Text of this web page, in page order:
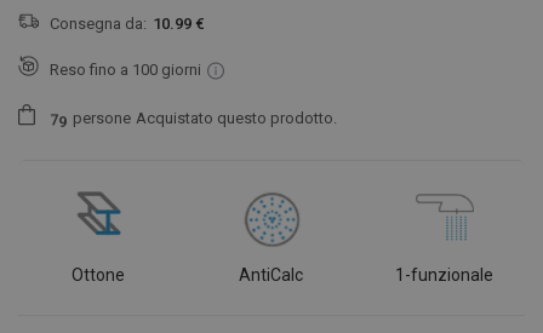
Consegna da: 10.99 €
Reso fino a 100 giorni
79 persone Acquistato questo prodotto.
Ottone AntiCalc 1-funzionale